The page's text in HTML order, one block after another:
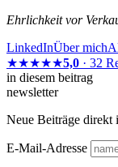
Ehrlichkeit vor
LinkedInÜber mich
★★★★★5,0 · 32
in diesem beitrag
newsletter
Neue Beiträge direkt
E-Mail-Adresse